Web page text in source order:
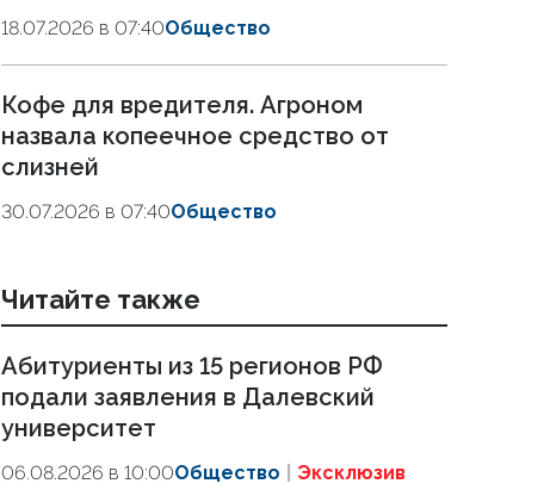
18.07.2026 в 07:40Общество
Кофе для вредителя. Агроном
назвала копеечное средство от
слизней
30.07.2026 в 07:40Общество
Читайте также
Абитуриенты из 15 регионов РФ
подали заявления в Далевский
университет
06.08.2026 в 10:00Общество Эксклюзив